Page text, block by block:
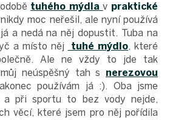
tuhého mýdla v praktické
moc neřešil, ale nyní používá
a nedá na něj dopustit. Tuba na
a místo něj
tuhé mýdlo, které
Ale ne vždy to jde tak
neúspěšný tah s nerezovou
používám já :). Oba jsme
a při sportu to bez vody nejde,
věcí, které jsem pro něj pořídila